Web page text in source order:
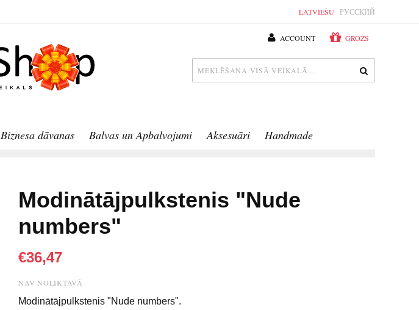
LATVIEŠU РУССКИЙ
ACCOUNT GROZS
Biznesa dāvanas Balvas un Apbalvojumi Aksesuāri Handmade
Modinātājpulkstenis "Nude
numbers"
€36,47
NAV NOLIKTAVĀ
Modinātājpulkstenis "Nude numbers".